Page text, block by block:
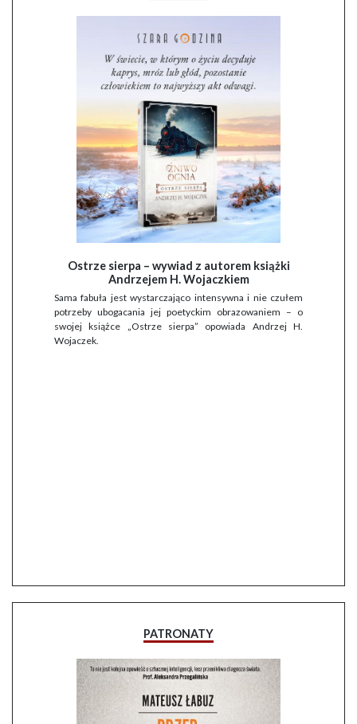
Ostrze sierpa – wywiad z autorem książki
Andrzejem H. Wojaczkiem
Sama fabuła jest wystarczająco intensywna i nie czułem
potrzeby ubogacania jej poetyckim obrazowaniem – o
swojej książce „Ostrze sierpa” opowiada Andrzej H.
Wojaczek.
PATRONATY